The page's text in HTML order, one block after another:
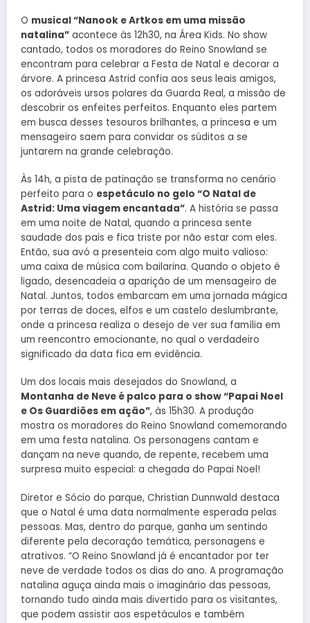
O musical “Nanook e Artkos em uma missão
natalina” acontece às 12h30, na Área Kids. No show
cantado, todos os moradores do Reino Snowland se
encontram para celebrar a Festa de Natal e decorar a
árvore. A princesa Astrid confia aos seus leais amigos,
os adoráveis ursos polares da Guarda Real, a missão de
descobrir os enfeites perfeitos. Enquanto eles partem
em busca desses tesouros brilhantes, a princesa e um
mensageiro saem para convidar os súditos a se
juntarem na grande celebração.
Às 14h, a pista de patinação se transforma no cenário
perfeito para o espetáculo no gelo “O Natal de
Astrid: Uma viagem encantada”. A história se passa
em uma noite de Natal, quando a princesa sente
saudade dos pais e fica triste por não estar com eles.
Então, sua avó a presenteia com algo muito valioso:
uma caixa de música com bailarina. Quando o objeto é
ligado, desencadeia a aparição de um mensageiro de
Natal. Juntos, todos embarcam em uma jornada mágica
por terras de doces, elfos e um castelo deslumbrante,
onde a princesa realiza o desejo de ver sua família em
um reencontro emocionante, no qual o verdadeiro
significado da data fica em evidência.
Um dos locais mais desejados do Snowland, a
Montanha de Neve é palco para o show “Papai Noel
e Os Guardiões em ação”, às 15h30. A produção
mostra os moradores do Reino Snowland comemorando
em uma festa natalina. Os personagens cantam e
dançam na neve quando, de repente, recebem uma
surpresa muito especial: a chegada do Papai Noel!
Diretor e Sócio do parque, Christian Dunnwald destaca
que o Natal é uma data normalmente esperada pelas
pessoas. Mas, dentro do parque, ganha um sentindo
diferente pela decoração temática, personagens e
atrativos. “O Reino Snowland já é encantador por ter
neve de verdade todos os dias do ano. A programação
natalina aguça ainda mais o imaginário das pessoas,
tornando tudo ainda mais divertido para os visitantes,
que podem assistir aos espetáculos e também